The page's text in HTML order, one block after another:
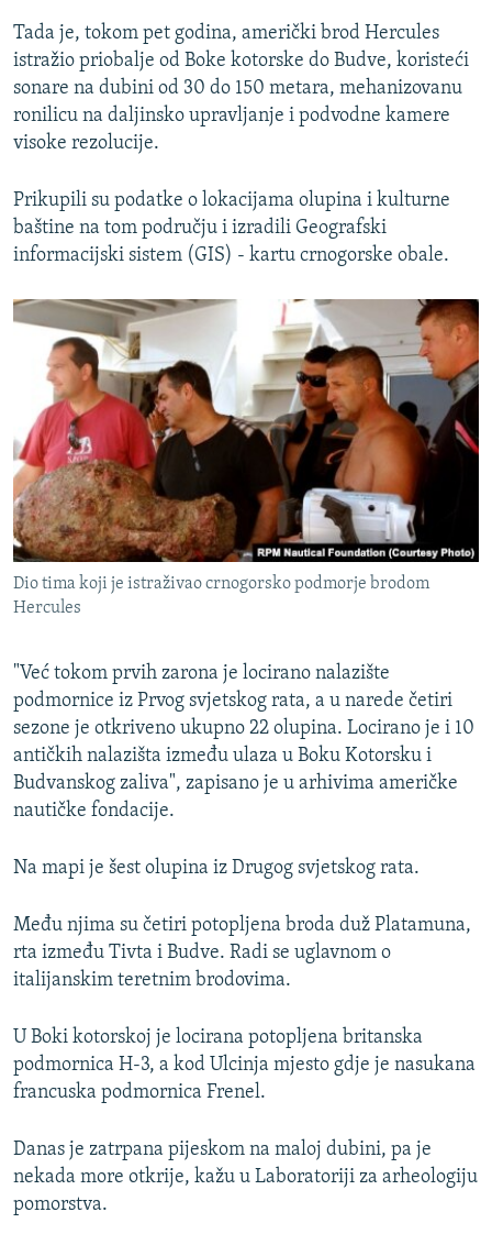
Tada je, tokom pet godina, američki brod Hercules
istražio priobalje od Boke kotorske do Budve, koristeći
sonare na dubini od 30 do 150 metara, mehanizovanu
ronilicu na daljinsko upravljanje i podvodne kamere
visoke rezolucije.
Prikupili su podatke o lokacijama olupina i kulturne
baštine na tom području i izradili Geografski
informacijski sistem (GIS) - kartu crnogorske obale.
Dio tima koji je istraživao crnogorsko podmorje brodom
Hercules
"Već tokom prvih zarona je locirano nalazište
podmornice iz Prvog svjetskog rata, a u narede četiri
sezone je otkriveno ukupno 22 olupina. Locirano je i 10
antičkih nalazišta između ulaza u Boku Kotorsku i
Budvanskog zaliva", zapisano je u arhivima američke
nautičke fondacije.
Na mapi je šest olupina iz Drugog svjetskog rata.
Među njima su četiri potopljena broda duž Platamuna,
rta između Tivta i Budve. Radi se uglavnom o
italijanskim teretnim brodovima.
U Boki kotorskoj je locirana potopljena britanska
podmornica H-3, a kod Ulcinja mjesto gdje je nasukana
francuska podmornica Frenel.
Danas je zatrpana pijeskom na maloj dubini, pa je
nekada more otkrije, kažu u Laboratoriji za arheologiju
pomorstva.